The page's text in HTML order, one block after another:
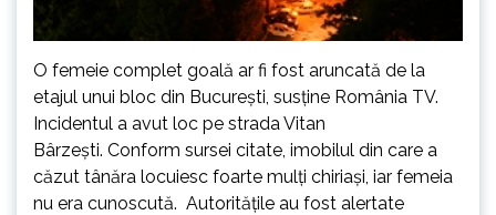
O femeie complet goală ar fi fost aruncată de la
etajul unui bloc din București, susține România TV.
Incidentul a avut loc pe strada Vitan
Bârzești. Conform sursei citate, imobilul din care a
căzut tânăra locuiesc foarte mulți chiriași, iar femeia
nu era cunoscută. Autoritățile au fost alertate